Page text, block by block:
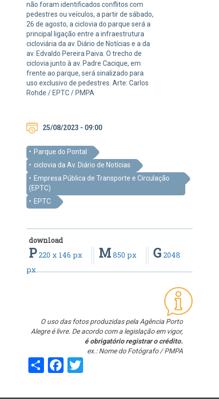
não foram identificados conflitos com
pedestres ou veículos, a partir de sábado,
26 de agosto, a ciclovia do parque será a
principal ligação entre a infraestrutura
cicloviária da av. Diário de Notícias e a da
av. Edvaldo Pereira Paiva. O trecho de
ciclovia junto à av. Padre Cacique, em
frente ao parque, será sinalizado para
uso exclusivo de pedestres. Arte: Carlos
Rohde / EPTC / PMPA
25/08/2023 - 09:00
Parque do Pontal
ciclovia da Av. Diário de Notícias
Empresa Pública de Transporte e Circulação
(EPTC)
EPTC
download
P220 x 146 px M 850 px G 2048
px
O uso das fotos produzidas pela Agência Porto
Alegre é livre. De acordo com a legislação em vigor,
é obrigatório registrar o crédito.
ex.: Nome do Fotógrafo / PMPA
ShareFacebook